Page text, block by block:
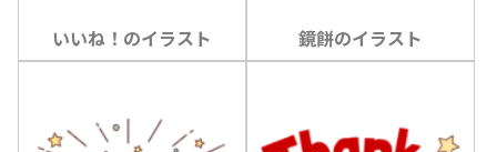
いいね！のイラスト 鏡餅のイラスト